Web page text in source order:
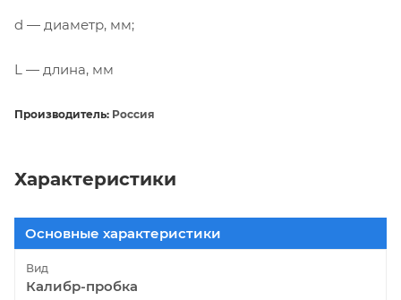
d — диаметр, мм;
L — длина, мм
Производитель: Россия
Характеристики
Основные характеристики
Вид
Калибр-пробка